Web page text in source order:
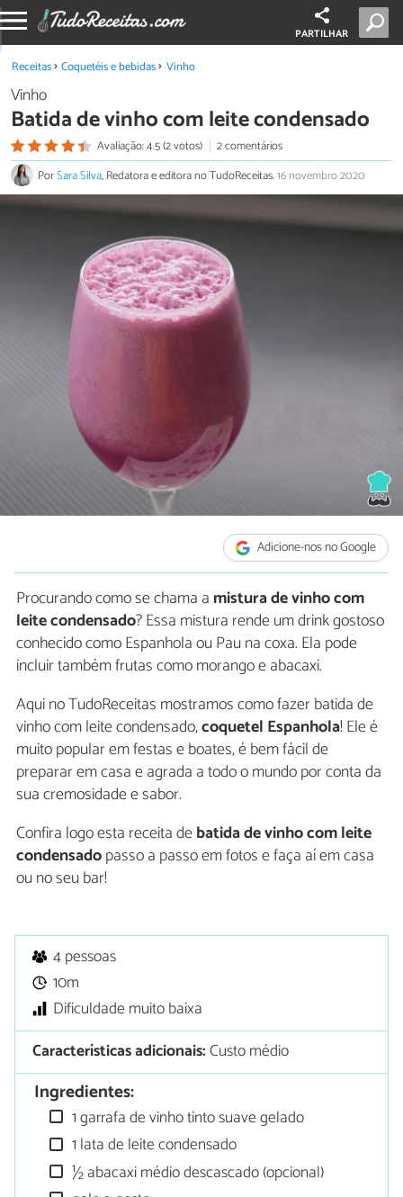
PARTILHAR
Receitas Coquetéis e bebidas Vinho
Vinho
Batida de vinho com leite condensado
Avaliação: 4.5 (2 votos)
2 comentários
PorSara Silva, Redatora e editora no TudoReceitas.16 novembro 2020
Adicione-nos no Google
Procurando como se chama a mistura de vinho com
leite condensado? Essa mistura rende um drink gostoso
conhecido como Espanhola ou Pau na coxa. Ela pode
incluir também frutas como morango e abacaxi.
Aqui no TudoReceitas mostramos como fazer batida de
vinho com leite condensado,coquetel Espanhola! Ele é
muito popular em festas e boates, é bem fácil de
preparar em casa e agrada a todo o mundo por conta da
sua cremosidade e sabor.
Confira logo esta receita debatida de vinho com leite
condensadopasso a passo em fotos e faça aí em casa
ou no seu bar!
4 pessoas
10m
Dificuldade muito baixa
Características adicionais:Custo médio
Ingredientes:
1 garrafa de vinho tinto suave gelado
1 lata de leite condensado
½ abacaxi médio descascado (opcional)